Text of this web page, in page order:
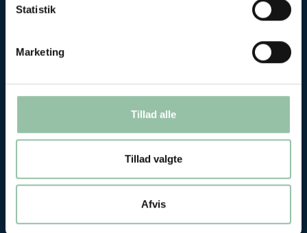
Statistik
Marketing
Tillad alle
Tillad valgte
Afvis
Sunde Børn konferencen 2020
spændende artikler, en podcast og et
webinar, hvor deltagerne kunne ”møde”
forfatterne og stille spørgsmål. Læs
Sunde Børn konferencen 2019